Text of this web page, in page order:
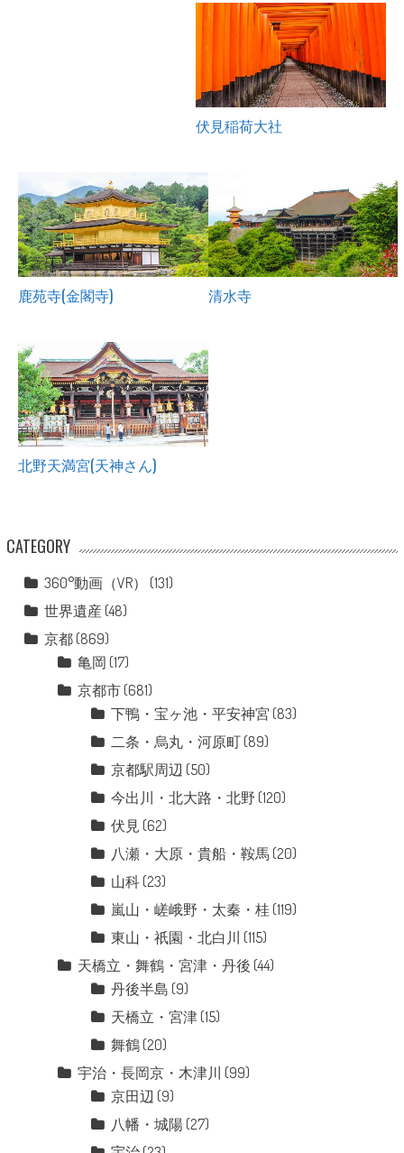
伏見稲荷大社
鹿苑寺(金閣寺) 清水寺
北野天満宮(天神さん)
CATEGORY
360°動画（VR）
(131)
世界遺産 (48)
京都(869)
亀岡 (17)
京都市(681)
下鴨・宝ヶ池・平安神宮 (83)
二条・烏丸・河原町(89)
京都駅周辺 (50)
今出川・北大路・北野 (120)
伏見 (62)
八瀬・大原・貴船・鞍馬(20)
山科(23)
嵐山・嵯峨野・太秦・桂 (119)
東山・祇園・北白川 (115)
天橋立・舞鶴・宮津・丹後 (44)
丹後半島 (9)
天橋立・宮津(15)
舞鶴(20)
宇治・長岡京・木津川 (99)
京田辺 (9)
八幡・城陽 (27)